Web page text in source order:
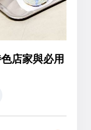
店家與必用